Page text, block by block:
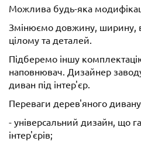
Можлива будь-яка
Змінюємо довжину, ширину,
цілому та деталей.
Підберемо іншу
наповнювач. Дизайнер
диван під інтер'єр.
Переваги дерев'яного дивану
- універсальний дизайн, що
інтер'єрів;